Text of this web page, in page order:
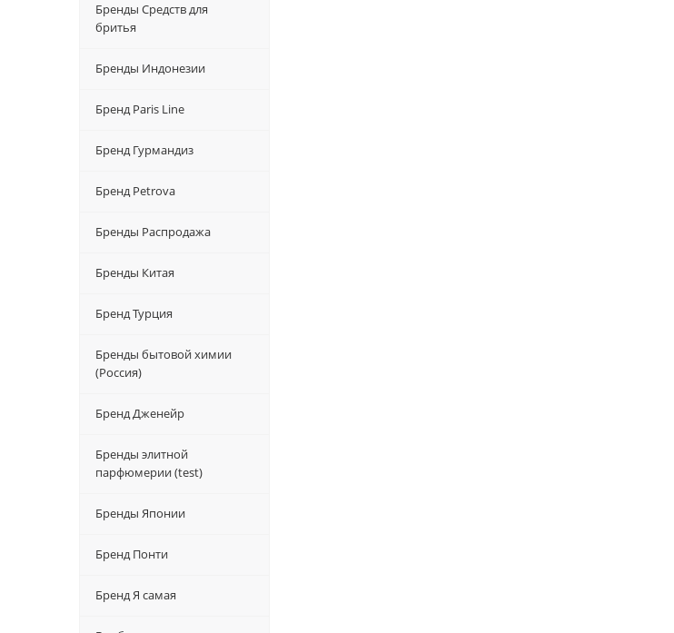
Бренды Средств для
бритья
Бренды Индонезии
Бренд Paris Line
Бренд Гурмандиз
Бренд Petrova
Бренды Распродажа
Бренды Китая
Бренд Турция
Бренды бытовой химии
(Россия)
Бренд Дженейр
Бренды элитной
парфюмерии (test)
Бренды Японии
Бренд Понти
Бренд Я самая